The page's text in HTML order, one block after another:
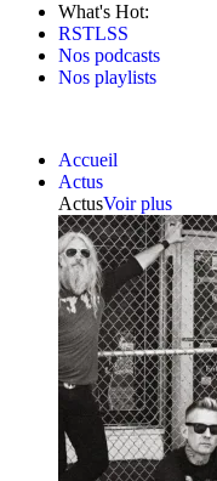
What's Hot:
RSTLSS
Nos podcasts
Nos playlists
Accueil
Actus
ActusVoir plus